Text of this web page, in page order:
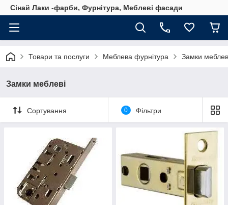
Сінай Лаки -фарби, Фурнітура, Меблеві фасади
Товари та послуги Меблева фурнітура Замки
Замки меблеві
Сортування 0 Фільтри